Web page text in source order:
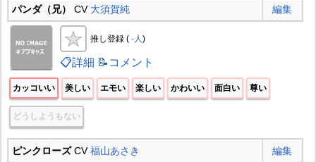
パンダ（兄） CV 大須賀純 編集
推し登録 ( -人)
📋詳細 📝コメント
カッコいい 美しい エモい 楽しい かわいい 面白い 尊い
どうしようもない
ピンクローズCV福山あさき 編集